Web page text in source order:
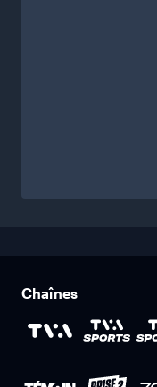
Chaînes